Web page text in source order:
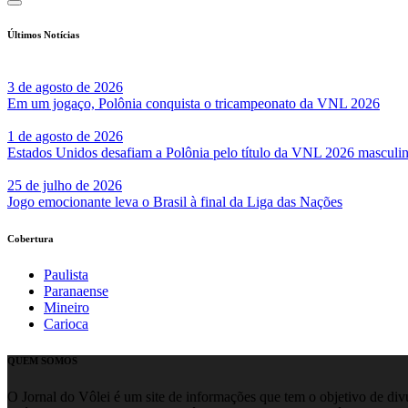
Últimos Notícias
3 de agosto de 2026
Em um jogaço, Polônia conquista o tricampeonato da VNL 2026
1 de agosto de 2026
Estados Unidos desafiam a Polônia pelo título da VNL 2026
25 de julho de 2026
Jogo emocionante leva o Brasil à final da Liga das Nações
Cobertura
Paulista
Paranaense
Mineiro
Carioca
QUEM SOMOS
O Jornal do Vôlei é um site de informações que tem o objetivo de